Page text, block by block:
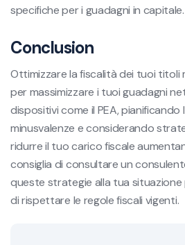
specifiche per i guadagni in capitale.
Conclusion
Ottimizzare la fiscalità dei tuoi titoli
per massimizzare i tuoi guadagni
dispositivi come il PEA,
minusvalenze e considerando
ridurre il tuo carico fiscale
consiglia di consultare un
queste strategie alla tua
di rispettare le regole fiscali vigenti.